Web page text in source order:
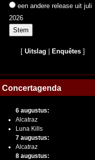
een andere release uit juli
2026
[Uitslag Enquêtes ]
Concertagenda
6 augustus:
Alcatraz
Luna Kills
7 augustus:
Alcatraz
8 augustus: